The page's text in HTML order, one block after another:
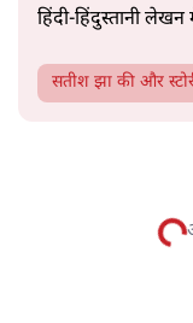
सत्य हिन्दी ऐप
विश्लेषणात्मक और